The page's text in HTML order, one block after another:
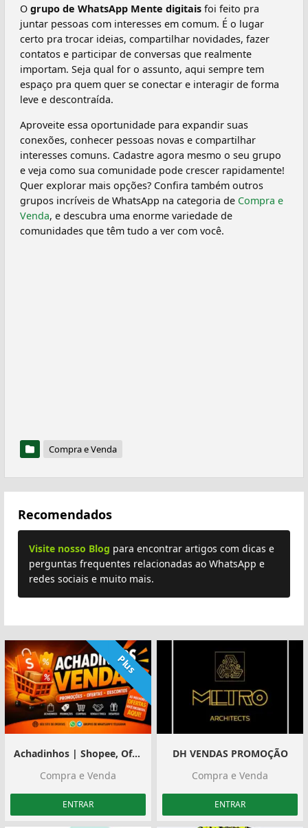
O grupo de WhatsApp Mente digitais foi feito pra
juntar pessoas com interesses em comum. É o lugar
certo pra trocar ideias, compartilhar novidades, fazer
contatos e participar de conversas que realmente
importam. Seja qual for o assunto, aqui sempre tem
espaço pra quem quer se conectar e interagir de forma
leve e descontraída.
Aproveite essa oportunidade para expandir suas
conexões, conhecer pessoas novas e compartilhar
interesses comuns. Cadastre agora mesmo o seu grupo
e veja como sua comunidade pode crescer rapidamente!
Quer explorar mais opções? Confira também outros
grupos incríveis de WhatsApp na categoria de Compra e
Venda, e descubra uma enorme variedade de
comunidades que têm tudo a ver com você.
Compra e Venda
Recomendados
Visite nosso Blog para encontrar artigos com dicas e
perguntas frequentes relacionadas ao WhatsApp e
redes sociais e muito mais.
Plus
Achadinhos | Shopee, Ofertas e Divulgação
Compra e Venda
ENTRAR
DH VENDAS PROMOÇÃO
Compra e Venda
ENTRAR